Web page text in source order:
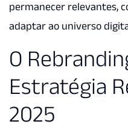
permanecer relevantes,
adaptar ao universo
O
Estratégia
2025